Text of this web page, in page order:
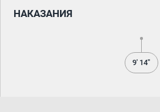
НАКАЗАНИЯ
9' 14''